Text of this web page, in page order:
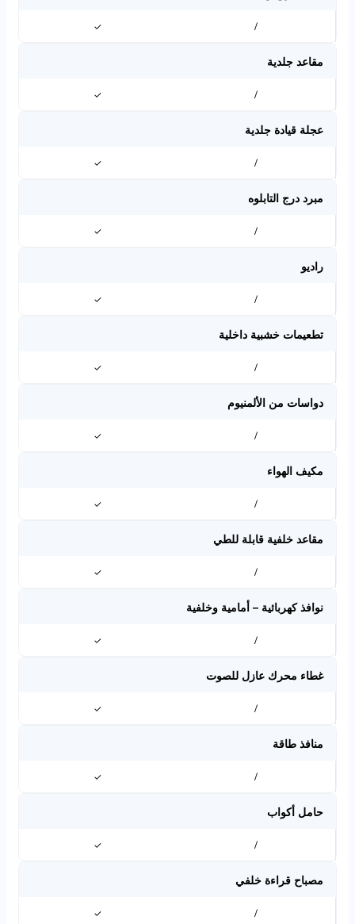
/
✓
مقاعد جلدية
/
✓
عجلة قيادة جلدية
/
✓
مبرد درج التابلوه
/
✓
راديو
/
✓
تطعيمات خشبية داخلية
/
✓
دواسات من الألمنيوم
/
✓
مكيف الهواء
/
✓
مقاعد خلفية قابلة للطي
/
✓
نوافذ كهربائية – أمامية وخلفية
/
✓
غطاء محرك عازل للصوت
/
✓
منافذ طاقة
/
✓
حامل أكواب
/
✓
مصباح قراءة خلفي
/
✓